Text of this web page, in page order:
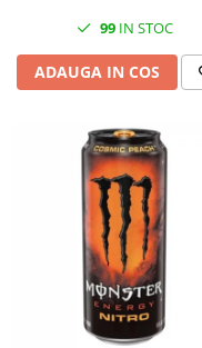
99IN STOC
ADAUGA IN COS